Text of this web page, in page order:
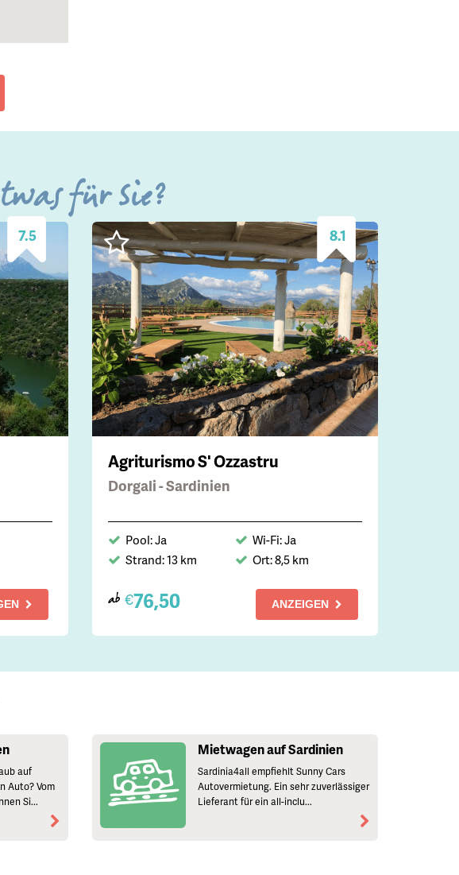
für Sie?
7.5 8.1
Agriturismo S' Ozzastru
Dorgali - Sardinien
Pool: Ja
Wi-Fi: Ja
Strand: 13 km
Ort: 8,5 km
ab €76,50 ANZEIGEN
auf
Auto? Vom
Si...
Mietwagen auf Sardinien
Sardinia4all empfiehlt Sunny Cars
Autovermietung. Ein sehr zuverlässiger
Lieferant für ein all-inclu...